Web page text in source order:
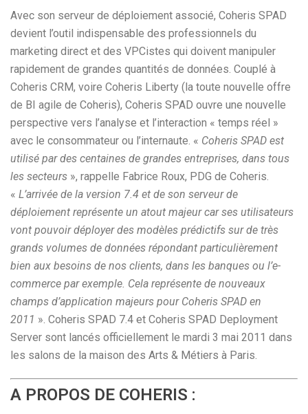
Avec son serveur de déploiement associé, Coheris SPAD
devient l’outil indispensable des professionnels du
marketing direct et des VPCistes qui doivent manipuler
rapidement de grandes quantités de données. Couplé à
Coheris CRM, voire Coheris Liberty (la toute nouvelle offre
de BI agile de Coheris), Coheris SPAD ouvre une nouvelle
perspective vers l’analyse et l’interaction « temps réel »
avec le consommateur ou l’internaute. « Coheris SPAD est
utilisé par des centaines de grandes entreprises, dans tous
les secteurs », rappelle Fabrice Roux, PDG de Coheris.
« L’arrivée de la version 7.4 et de son serveur de
déploiement représente un atout majeur car ses utilisateurs
vont pouvoir déployer des modèles prédictifs sur de très
grands volumes de données répondant particulièrement
bien aux besoins de nos clients, dans les banques ou l’e-
commerce par exemple. Cela représente de nouveaux
champs d’application majeurs pour Coheris SPAD en
2011 ». Coheris SPAD 7.4 et Coheris SPAD Deployment
Server sont lancés officiellement le mardi 3 mai 2011 dans
les salons de la maison des Arts & Métiers à Paris.
A PROPOS DE COHERIS :